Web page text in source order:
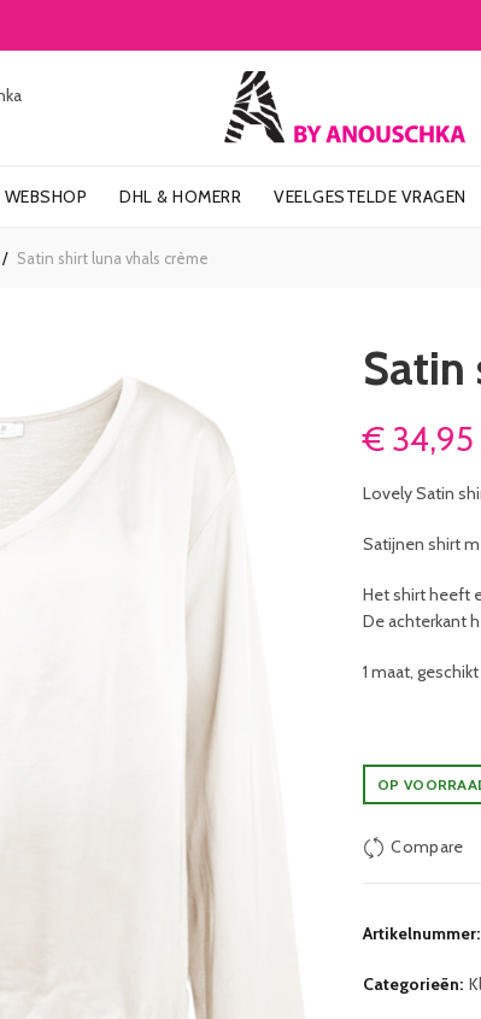
WEBSHOP DHL & HOMERR VEELGESTELDE VRAGEN
Satin shirt luna vhals crème
Satin
€ 34,95
Lovely Satin
Satijnen shirt
Het shirt heeft
De achterkant
1 maat,
OP
Compare
Artikelnummer:
Categorieën: